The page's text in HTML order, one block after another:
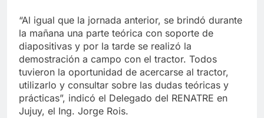
“Al igual que la jornada anterior, se brindó durante
la mañana una parte teórica con soporte de
diapositivas y por la tarde se realizó la
demostración a campo con el tractor. Todos
tuvieron la oportunidad de acercarse al tractor,
utilizarlo y consultar sobre las dudas teóricas y
prácticas”, indicó el Delegado del RENATRE en
Jujuy, el Ing. Jorge Rois.